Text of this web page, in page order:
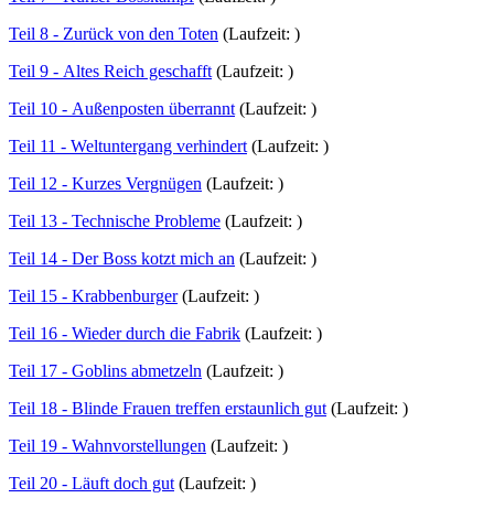
Teil 8 - Zurück von den Toten (Laufzeit: )
Teil 9 - Altes Reich geschafft (Laufzeit: )
Teil 10 - Außenposten überrannt (Laufzeit: )
Teil 11 - Weltuntergang verhindert (Laufzeit: )
Teil 12 - Kurzes Vergnügen (Laufzeit: )
Teil 13 - Technische Probleme (Laufzeit: )
Teil 14 - Der Boss kotzt mich an (Laufzeit: )
Teil 15 - Krabbenburger(Laufzeit: )
Teil 16 - Wieder durch die Fabrik (Laufzeit: )
Teil 17 - Goblins abmetzeln (Laufzeit: )
Teil 18 - Blinde Frauen treffen erstaunlich gut (Laufzeit: )
Teil 19 - Wahnvorstellungen (Laufzeit: )
Teil 20 - Läuft doch gut (Laufzeit: )